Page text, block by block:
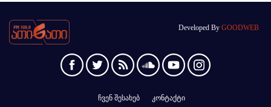
Developed By GOODWEB
ჩვენ შესახებ კონტაქტი